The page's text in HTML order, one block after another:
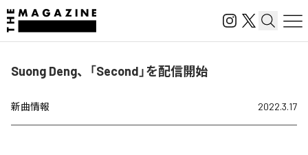
Suong Deng、「Second」を配信開始
新曲情報 2022.3.17